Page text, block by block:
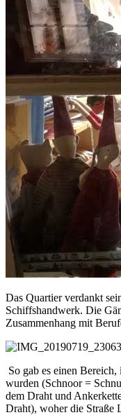
Das Quartier verdankt
Schiffshandwerk. Die
Zusammenhang mit
So gab es einen
wurden (Schnoor =
dem Draht und
Draht), woher die Straße